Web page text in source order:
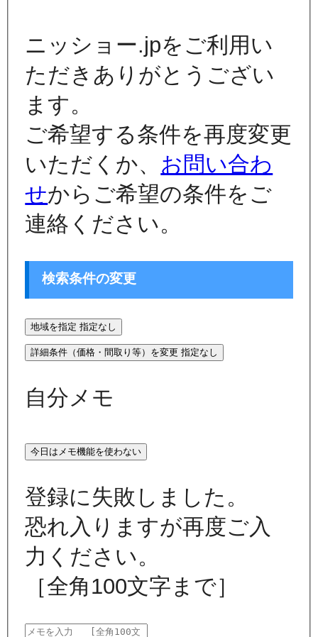
ニッショー.jpをご利用い
ただきありがとうござい
ます。
ご希望する条件を再度変更
いただくか、 お問い合わ
せからご希望の条件をご
連絡ください。
検索条件の変更
地域を指定 指定なし
詳細条件（価格・間取り等）を変更 指定なし
自分メモ
今日はメモ機能を使わない
登録に失敗しました。
恐れ入りますが再度ご入
力ください。
［全角100文字まで］